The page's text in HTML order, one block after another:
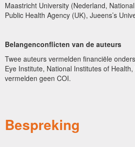
Maastricht University (Nederland,
Public Health Agency (UK), Jueens’s
Belangenconflicten van de auteurs
Twee auteurs vermelden financiële
Eye Institute, National Institutes of
vermelden geen COI.
Bespreking